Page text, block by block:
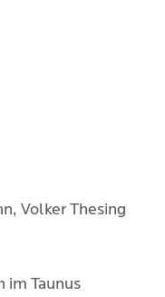
Volker Thesing
im Taunus